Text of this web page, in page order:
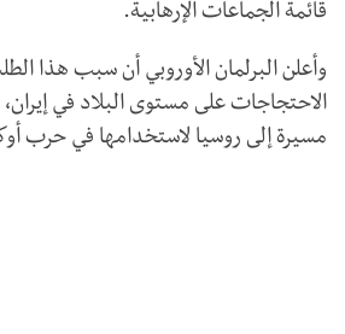
قائمة الجماعات الإرهابية.
وأعلن البرلمان الأوروبي أن سبب هذا
الاحتجاجات على مستوى البلاد في
مسيرة إلى روسيا لاستخدامها في حرب